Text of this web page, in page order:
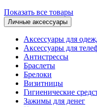
Показать все товары
Личные аксессуары
Аксессуары для
Аксессуары для
Антистрессы
Браслеты
Брелоки
Визитницы
Гигиенические
Зажимы для денег